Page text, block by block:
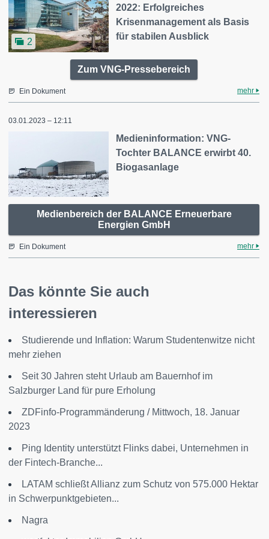
2
2022: Erfolgreiches
Krisenmanagement als Basis
für stabilen Ausblick
Zum VNG-Pressebereich
Ein Dokument mehr
03.01.2023 – 12:11
Medieninformation: VNG-
Tochter BALANCE erwirbt 40.
Biogasanlage
Medienbereich der BALANCE Erneuerbare
Energien GmbH
Ein Dokument mehr
Das könnte Sie auch
interessieren
Studierende und Inflation: Warum Studentenwitze nicht
mehr ziehen
Seit 30 Jahren steht Urlaub am Bauernhof im
Salzburger Land für pure Erholung
ZDFinfo-Programmänderung / Mittwoch, 18. Januar
2023
Ping Identity unterstützt Flinks dabei, Unternehmen in
der Fintech-Branche...
LATAM schließt Allianz zum Schutz von 575.000 Hektar
in Schwerpunktgebieten...
Nagra